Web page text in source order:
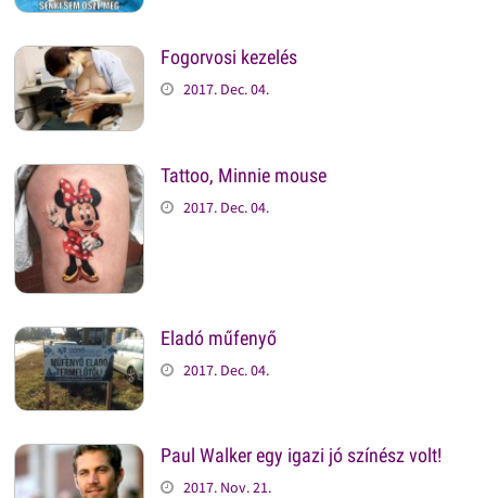
Fogorvosi kezelés
2017. Dec. 04.
Tattoo, Minnie mouse
2017. Dec. 04.
Eladó műfenyő
2017. Dec. 04.
Paul Walker egy igazi jó színész volt!
2017. Nov. 21.